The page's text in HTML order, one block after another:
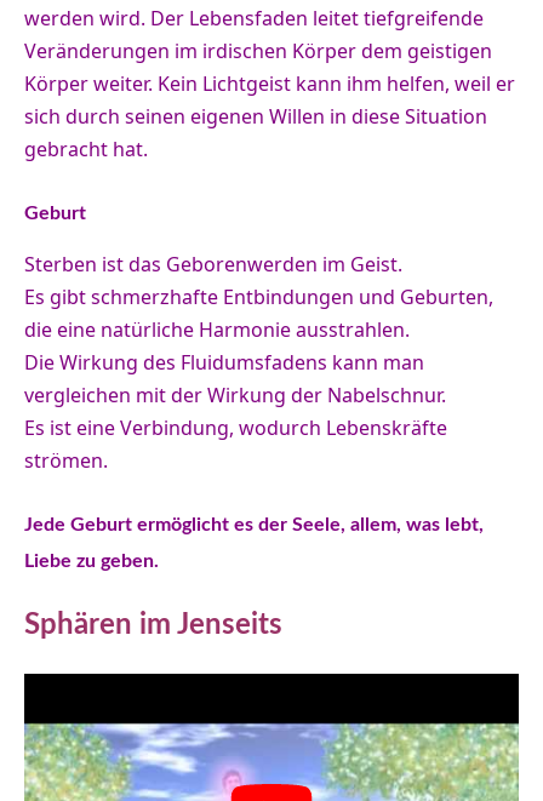
werden wird. Der Lebensfaden leitet tiefgreifende
Veränderungen im irdischen Körper dem geistigen
Körper weiter. Kein Lichtgeist kann ihm helfen, weil er
sich durch seinen eigenen Willen in diese Situation
gebracht hat.
Geburt
Sterben ist das Geborenwerden im Geist.
Es gibt schmerzhafte Entbindungen und Geburten,
die eine natürliche Harmonie ausstrahlen.
Die Wirkung des Fluidumsfadens kann man
vergleichen mit der Wirkung der Nabelschnur.
Es ist eine Verbindung, wodurch Lebenskräfte
strömen.
Jede Geburt ermöglicht es der Seele, allem, was lebt,
Liebe zu geben.
Sphären im Jenseits